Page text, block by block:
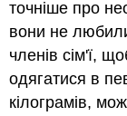
точніше про
вони не
членів сім'ї,
одягатися в
кілограмів,